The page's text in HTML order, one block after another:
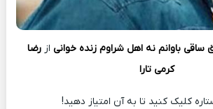
ساقی باوانم نه اهل شراوم زنده خوانی از رضا
کرمی تارا
کلیک کنید تا به آن امتیاز دهید!